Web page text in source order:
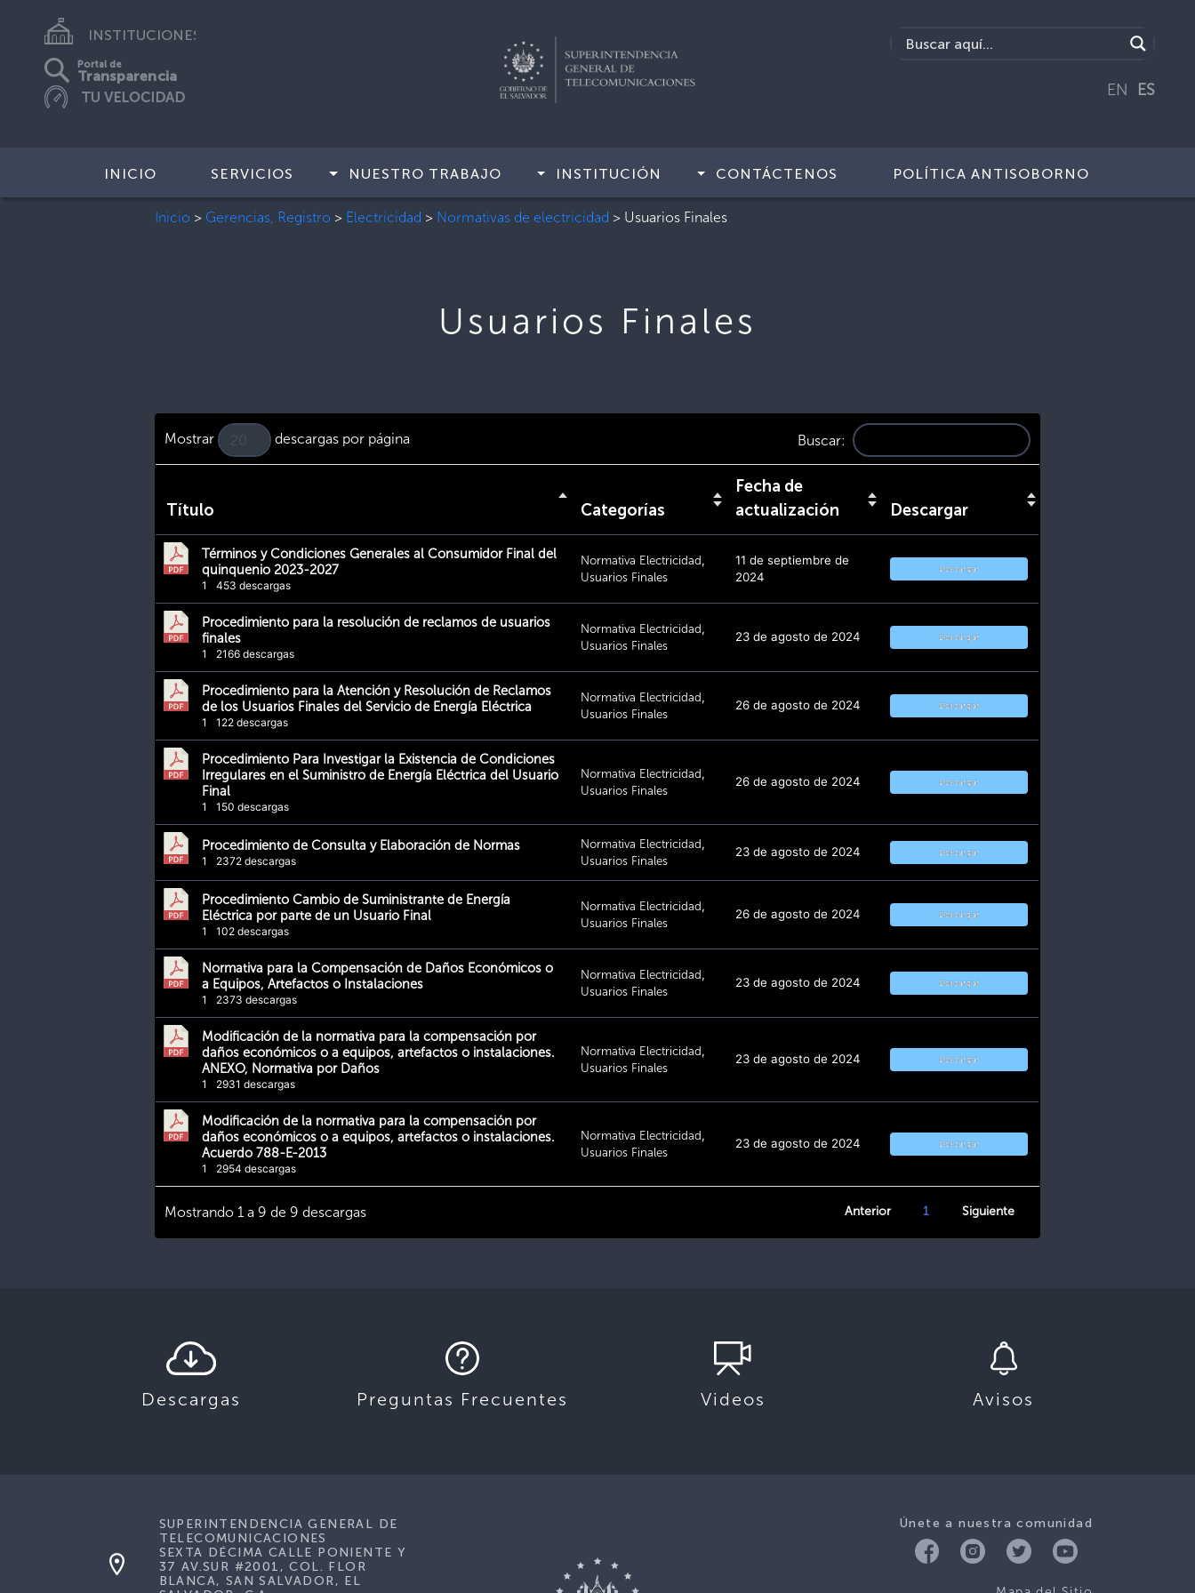
INSTITUCIONES
Portal de
Transparencia
EN ES
INICIO SERVICIOS NUESTRO TRABAJO INSTITUCIÓN CONTÁCTENOS POLÍTICA ANTISOBORNO
Inicio > Gerencias, Registro > Electricidad > Normativas de electricidad > Usuarios Finales
Usuarios Finales
Mostrar descargas por página Buscar:
Título Categorías
Fecha de
actualización
Descargar
Términos y Condiciones Generales al Consumidor Final del
quinquenio 2023-2027
1 453 descargas
Normativa Electricidad,
Usuarios Finales
11 de septiembre de
2024
Descargar
Procedimiento para la resolución de reclamos de usuarios
finales
1 2166 descargas
Normativa Electricidad,
Usuarios Finales
23 de agosto de 2024 Descargar
Procedimiento para la Atención y Resolución de Reclamos
de los Usuarios Finales del Servicio de Energía Eléctrica
1 122 descargas
Normativa Electricidad,
Usuarios Finales
26 de agosto de 2024 Descargar
Procedimiento Para Investigar la Existencia de Condiciones
Irregulares en el Suministro de Energía Eléctrica del Usuario
Final
1 150 descargas
Normativa Electricidad,
Usuarios Finales
26 de agosto de 2024 Descargar
Procedimiento de Consulta y Elaboración de Normas
1 2372 descargas
Normativa Electricidad,
Usuarios Finales
23 de agosto de 2024 Descargar
Procedimiento Cambio de Suministrante de Energía
Eléctrica por parte de un Usuario Final
1 102 descargas
Normativa Electricidad,
Usuarios Finales
26 de agosto de 2024 Descargar
Normativa para la Compensación de Daños Económicos o
a Equipos, Artefactos o Instalaciones
1 2373 descargas
Normativa Electricidad,
Usuarios Finales
23 de agosto de 2024 Descargar
Modificación de la normativa para la compensación por
daños económicos o a equipos, artefactos o instalaciones.
ANEXO, Normativa por Daños
1 2931 descargas
Normativa Electricidad,
Usuarios Finales
23 de agosto de 2024 Descargar
Modificación de la normativa para la compensación por
daños económicos o a equipos, artefactos o instalaciones.
Acuerdo 788-E-2013
1 2954 descargas
Normativa Electricidad,
Usuarios Finales
23 de agosto de 2024 Descargar
Mostrando 1 a 9 de 9 descargas Anterior 1 Siguiente
Descargas Preguntas Frecuentes Videos Avisos
Únete a nuestra comunidad
SUPERINTENDENCIA GENERAL DE
TELECOMUNICACIONES
SEXTA DÉCIMA CALLE PONIENTE Y
37 AV.SUR #2001, COL. FLOR
BLANCA, SAN SALVADOR, EL